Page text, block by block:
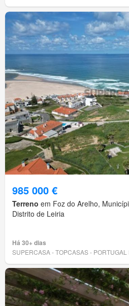
985 000 €
Terreno em Foz do Arelho,
Distrito de Leiria
Há 30+ dias
SUPERCASA - TOPCASAS - PORTUGAL